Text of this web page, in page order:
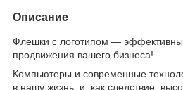
Описание
Флешки с логотипом —
продвижения вашего бизнеса!
Компьютеры и современные
в нашу жизнь, и, как следствие,